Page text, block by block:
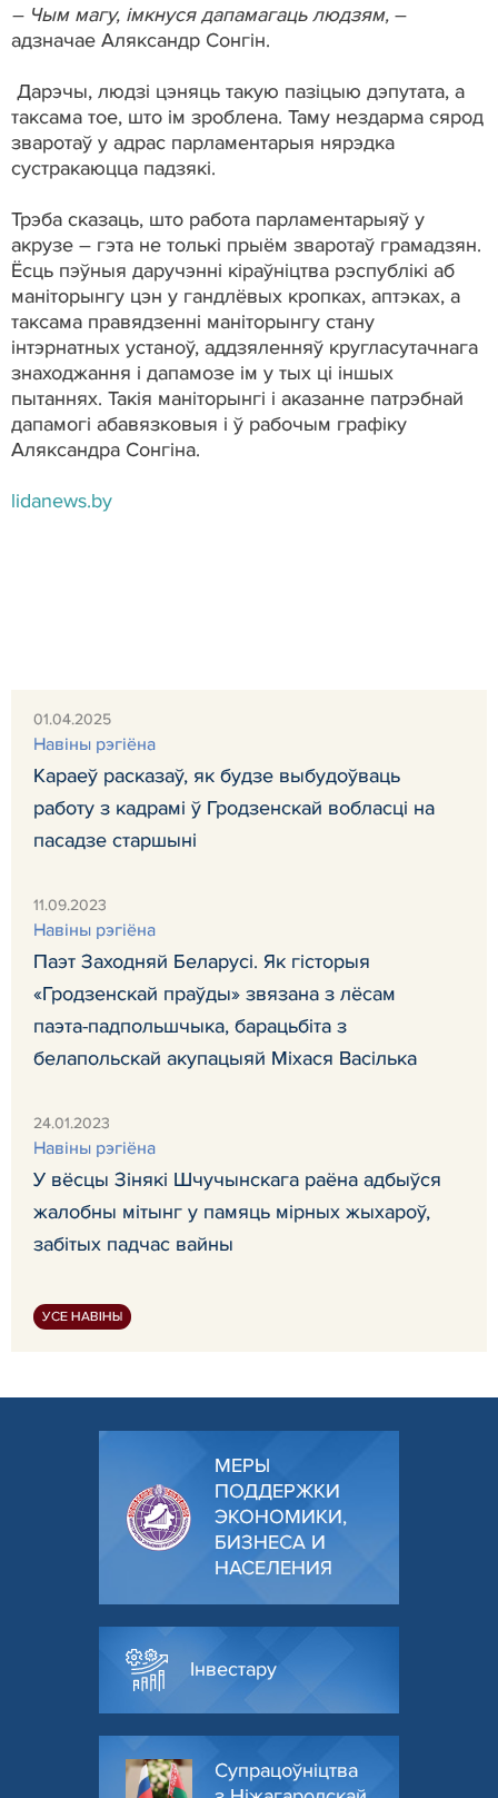
– Чым магу, імкнуся дапамагаць людзям, –
адзначае Аляксандр Сонгін.
Дарэчы, людзі цэняць такую пазіцыю дэпутата, а
таксама тое, што ім зроблена. Таму нездарма сярод
зваротаў у адрас парламентарыя нярэдка
сустракаюцца падзякі.
Трэба сказаць, што работа парламентарыяў у
акрузе – гэта не толькі прыём зваротаў грамадзян.
Ёсць пэўныя даручэнні кіраўніцтва рэспублікі аб
маніторынгу цэн у гандлёвых кропках, аптэках, а
таксама правядзенні маніторынгу стану
інтэрнатных устаноў, аддзяленняў кругласутачнага
знаходжання і дапамозе ім у тых ці іншых
пытаннях. Такія маніторынгі і аказанне патрэбнай
дапамогі абавязковыя і ў рабочым графіку
Аляксандра Сонгіна.
lidanews.by
01.04.2025
Навiны рэгiёна
Караеў расказаў, як будзе выбудоўваць
работу з кадрамі ў Гродзенскай вобласці на
пасадзе старшыні
11.09.2023
Навiны рэгiёна
Паэт Заходняй Беларусі. Як гісторыя
«Гродзенскай праўды» звязана з лёсам
паэта-падпольшчыка, барацьбіта з
белапольскай акупацыяй Міхася Васілька
24.01.2023
Навiны рэгiёна
У вёсцы Зінякі Шчучынскага раёна адбыўся
жалобны мітынг у памяць мірных жыхароў,
забітых падчас вайны
УСЕ НАВІНЫ
МЕРЫ
ПОДДЕРЖКИ
ЭКОНОМИКИ,
БИЗНЕСА И
НАСЕЛЕНИЯ
Інвестару
Супрацоўніцтва